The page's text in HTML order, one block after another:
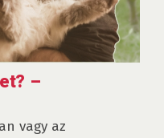
–
vagy az